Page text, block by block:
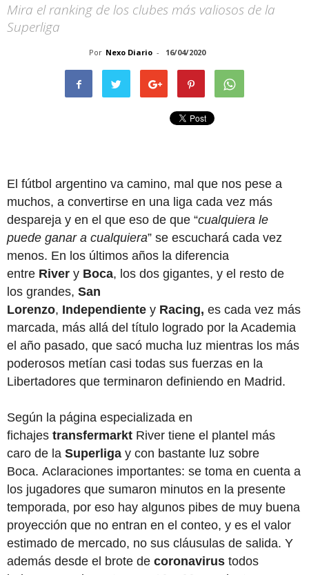
Mira el ranking de los clubes más valiosos de la
Superliga
Por Nexo Diario - 16/04/2020
El fútbol argentino va camino, mal que nos pese a
muchos, a convertirse en una liga cada vez más
despareja y en el que eso de que “cualquiera le
puede ganar a cualquiera” se escuchará cada vez
menos. En los últimos años la diferencia
entre River y Boca, los dos gigantes, y el resto de
los grandes, San
Lorenzo, Independiente y Racing, es cada vez más
marcada, más allá del título logrado por la Academia
el año pasado, que sacó mucha luz mientras los más
poderosos metían casi todas sus fuerzas en la
Libertadores que terminaron definiendo en Madrid.
Según la página especializada en
fichajes transfermarkt River tiene el plantel más
caro de la Superliga y con bastante luz sobre
Boca. Aclaraciones importantes: se toma en cuenta a
los jugadores que sumaron minutos en la presente
temporada, por eso hay algunos pibes de muy buena
proyección que no entran en el conteo, y es el valor
estimado de mercado, no sus cláusulas de salida. Y
además desde el brote de coronavirus todos